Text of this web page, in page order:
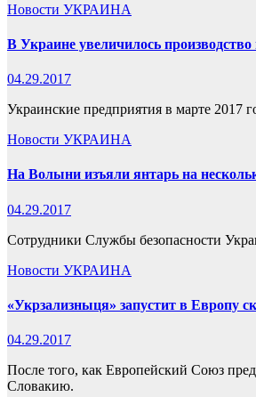
Новости УКРАИНА
В Украине увеличилось
04.29.2017
Украинские предприятия в марте 2017
Новости УКРАИНА
На Волыни изъяли янтарь на
04.29.2017
Сотрудники Службы безопасности
Новости УКРАИНА
«Укрзализныця» запустит в Европу
04.29.2017
После того, как Европейский Союз
Словакию.